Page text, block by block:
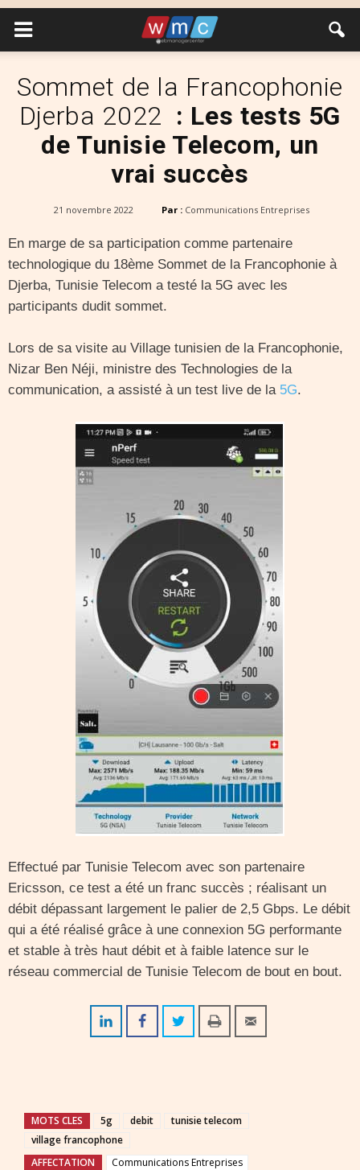
Sommet de la Francophonie
Djerba 2022 : Les tests 5G
de Tunisie Telecom, un
vrai succès
21 novembre 2022 Par : Communications Entreprises
En marge de sa participation comme partenaire
technologique du 18ème Sommet de la Francophonie à
Djerba, Tunisie Telecom a testé la 5G avec les
participants dudit sommet.
Lors de sa visite au Village tunisien de la Francophonie,
Nizar Ben Néji, ministre des Technologies de la
communication, a assisté à un test live de la 5G.
Effectué par Tunisie Telecom avec son partenaire
Ericsson, ce test a été un franc succès ; réalisant un
débit dépassant largement le palier de 2,5 Gbps. Le débit
qui a été réalisé grâce à une connexion 5G performante
et stable à très haut débit et à faible latence sur le
réseau commercial de Tunisie Telecom de bout en bout.
MOTS CLES 5g debit
tunisie telecom
village francophone
AFFECTATION
Communications Entreprises